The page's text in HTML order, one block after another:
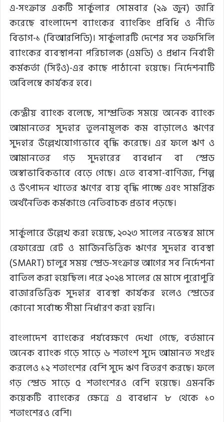
এ-সংক্রান্ত একটি সার্কুলার সোমবার (২৯ জুন) জারি
করেছে বাংলাদেশ ব্যাংকের ব্যাংকিং প্রবিধি ও নীতি
বিভাগ-১ (বিআরপিডি)। সার্কুলারটি দেশের সব তফসিলি
ব্যাংকের ব্যবস্থাপনা পরিচালক (এমডি) ও প্রধান নির্বাহী
কর্মকর্তা (সিইও)-এর কাছে পাঠানো হয়েছে। নির্দেশনাটি
অবিলম্বে কার্যকর হবে।
কেন্দ্রীয় ব্যাংক বলেছে, সাম্প্রতিক সময়ে অনেক ব্যাংক
আমানতের সুদহার তুলনামূলক কম বাড়ালেও ঋণের
সুদহার উল্লেখযোগ্যভাবে বৃদ্ধি করেছে। এর ফলে ঋণ ও
আমানতের গড় সুদহারের ব্যবধান বা স্প্রেড
অস্বাভাবিকভাবে বেড়ে গেছে। এতে ব্যবসা-বাণিজ্য, শিল্প
ও উৎপাদন খাতের ঋণের ব্যয় বৃদ্ধি পাচ্ছে এবং সামগ্রিক
অর্থনৈতিক কর্মকাণ্ডে নেতিবাচক প্রভাব পড়ছে।
সার্কুলারে উল্লেখ করা হয়েছে, ২০২৩ সালের নভেম্বর মাসে
রেফারেন্স রেট ও মার্জিনভিত্তিক ঋণের সুদহার ব্যবস্থা
(SMART) চালুর সময় স্প্রেড-সংক্রান্ত আগের সব নির্দেশনা
বাতিল করা হয়েছিল। পরে ২০২৪ সালের মে মাসে পুরোপুরি
বাজারভিত্তিক সুদহার ব্যবস্থা কার্যকর হলেও স্প্রেডের
কোনো সর্বোচ্চ সীমা নির্ধারণ করা হয়নি।
বাংলাদেশ ব্যাংকের পর্যবেক্ষণে দেখা গেছে, বর্তমানে
অনেক ব্যাংক গড়ে সাড়ে ৬ শতাংশ সুদে আমানত সংগ্রহ
করলেও ১২ শতাংশের বেশি সুদে ঋণ বিতরণ করছে। ফলে
গড় স্প্রেড সাড়ে ৫ শতাংশেরও বেশি হয়েছে। এমনকি
কয়েকটি ব্যাংকের ক্ষেত্রে এ ব্যবধান ৮ থেকে ১০
শতাংশেরও বেশি।